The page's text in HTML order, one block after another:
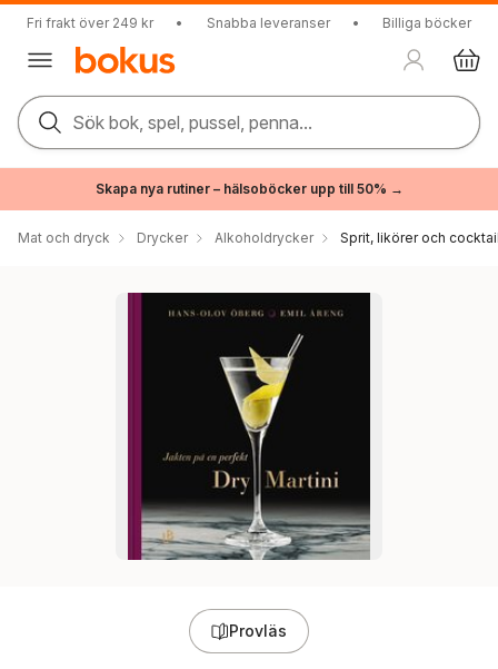
Fri frakt över 249 kr • Snabba leveranser • Billiga böcker
Sök bok, spel, pussel, penna...
Skapa nya rutiner – hälsoböcker upp till 50% →
Mat och dryck Drycker Alkoholdrycker Sprit, likörer och
Provläs